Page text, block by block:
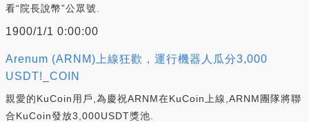
看“院長說幣”公眾號.
1900/1/1 0:00:00
Arenum (ARNM)上線狂歡，運行機器人瓜分3,000
USDT!_COIN
親愛的KuCoin用戶,為慶祝ARNM在KuCoin上線,ARNM團隊將聯
合KuCoin發放3,000USDT獎池.